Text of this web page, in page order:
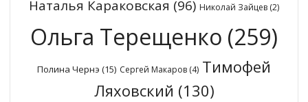
Наталья Караковская (96) Николай Зайцев (2)
Ольга Терещенко (259)
Полина Чернэ (15) Сергей Макаров (4) Тимофей
Ляховский (130)